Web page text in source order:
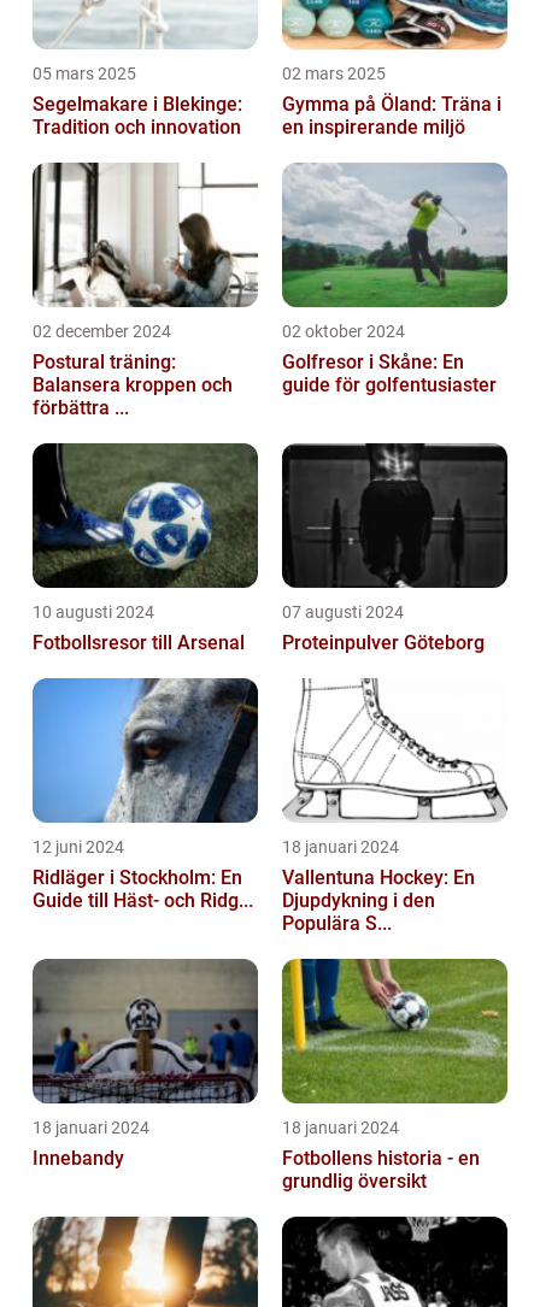
05 mars 2025
Segelmakare i Blekinge:
Tradition och innovation
02 mars 2025
Gymma på Öland: Träna i
en inspirerande miljö
02 december 2024
Postural träning:
Balansera kroppen och
förbättra ...
02 oktober 2024
Golfresor i Skåne: En
guide för golfentusiaster
10 augusti 2024
Fotbollsresor till Arsenal
07 augusti 2024
Proteinpulver Göteborg
12 juni 2024
Ridläger i Stockholm: En
Guide till Häst- och Ridg...
18 januari 2024
Vallentuna Hockey: En
Djupdykning i den
Populära S...
18 januari 2024
Innebandy
18 januari 2024
Fotbollens historia - en
grundlig översikt